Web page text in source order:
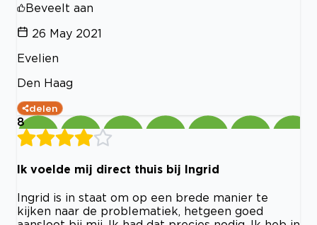
Beveelt aan
26 May 2021
Evelien
Den Haag
delen
8
Ik voelde mij direct thuis bij Ingrid
Ingrid is in staat om op een brede manier te
kijken naar de problematiek, hetgeen goed